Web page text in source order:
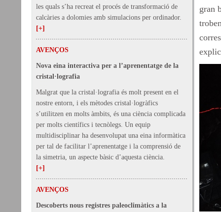
les quals s’ha recreat el procés de transformació de
calcàries a dolomies amb simulacions per ordinador.
[+]
AVENÇOS
Nova eina interactiva per a l’aprenentatge de la
cristal·lografia
Malgrat que la cristal·lografia és molt present en el
nostre entorn, i els mètodes cristal·logràfics
s’utilitzen en molts àmbits, és una ciència complicada
per molts científics i tecnòlegs. Un equip
multidisciplinar ha desenvolupat una eina informàtica
per tal de facilitar l’aprenentatge i la comprensió de
la simetria, un aspecte bàsic d’aquesta ciència.
[+]
AVENÇOS
Descoberts nous registres paleoclimàtics a la
gran